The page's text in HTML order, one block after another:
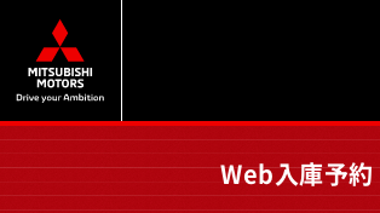
Web入庫予約